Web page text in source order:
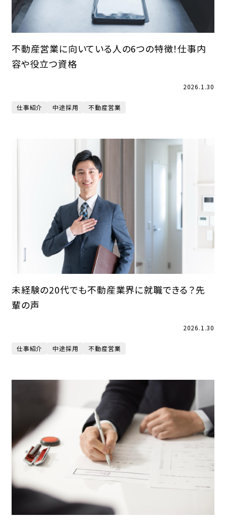
不動産営業に向いている人の6つの特徴！仕事内
容や役立つ資格
2026.1.30
仕事紹介 中途採用 不動産営業
未経験の20代でも不動産業界に就職できる？先
輩の声
2026.1.30
仕事紹介 中途採用 不動産営業